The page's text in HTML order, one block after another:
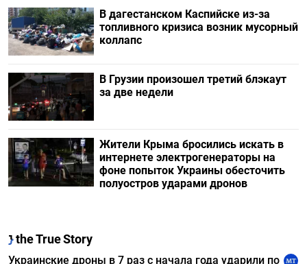
В дагестанском Каспийске из-за
топливного кризиса возник мусорный
коллапс
В Грузии произошел третий блэкаут
за две недели
Жители Крыма бросились искать в
интернете электрогенераторы на
фоне попыток Украины обесточить
полуостров ударами дронов